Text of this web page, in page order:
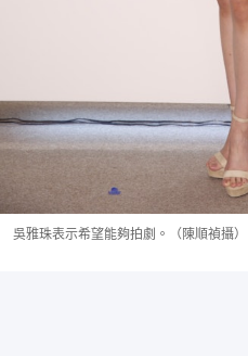
吳雅珠表示希望能夠拍劇。（陳順禎攝）